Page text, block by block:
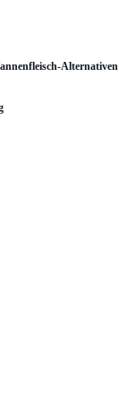
Alternativen